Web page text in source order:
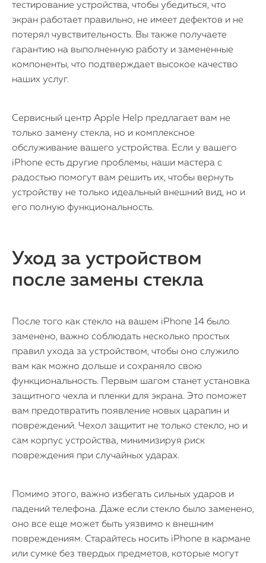
тестирование устройства, чтобы убедиться, что
экран работает правильно, не имеет дефектов и не
потерял чувствительность. Вы также получаете
гарантию на выполненную работу и замененные
компоненты, что подтверждает высокое качество
наших услуг.
Сервисный центр Apple Help предлагает вам не
только замену стекла, но и комплексное
обслуживание вашего устройства. Если у вашего
iPhone есть другие проблемы, наши мастера с
радостью помогут вам решить их, чтобы вернуть
устройству не только идеальный внешний вид, но и
его полную функциональность.
Уход за устройством
после замены стекла
После того как стекло на вашем iPhone 14 было
заменено, важно соблюдать несколько простых
правил ухода за устройством, чтобы оно служило
вам как можно дольше и сохраняло свою
функциональность. Первым шагом станет установка
защитного чехла и пленки для экрана. Это поможет
вам предотвратить появление новых царапин и
повреждений. Чехол защитит не только стекло, но и
сам корпус устройства, минимизируя риск
повреждения при случайных ударах.
Помимо этого, важно избегать сильных ударов и
падений телефона. Даже если стекло было заменено,
оно все еще может быть уязвимо к внешним
повреждениям. Старайтесь носить iPhone в кармане
или сумке без твердых предметов, которые могут